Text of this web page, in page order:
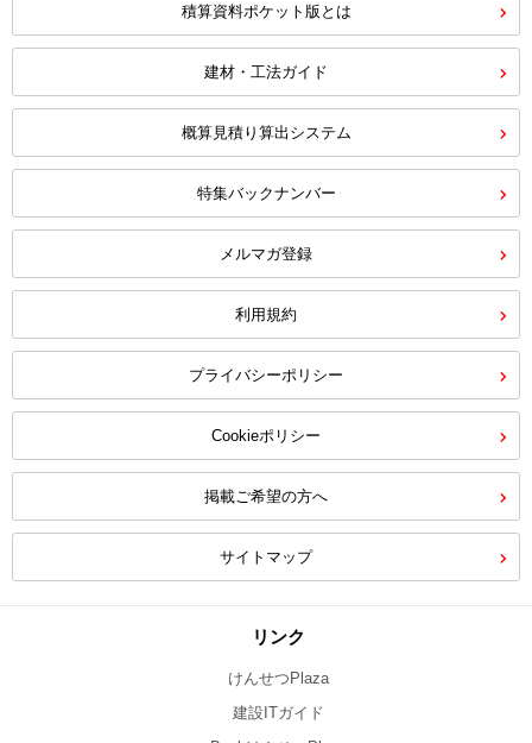
積算資料ポケット版とは
建材・工法ガイド
概算見積り算出システム
特集バックナンバー
メルマガ登録
利用規約
プライバシーポリシー
Cookieポリシー
掲載ご希望の方へ
サイトマップ
リンク
けんせつPlaza
建設ITガイド